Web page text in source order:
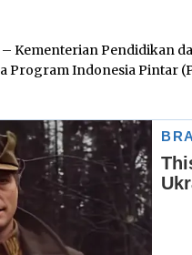
– Kementerian Pendidikan
Program Indonesia Pintar